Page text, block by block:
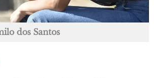
dos Santos